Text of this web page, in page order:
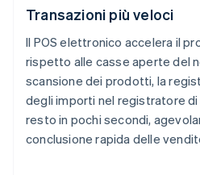
Transazioni più veloci
Il POS elettronico accelera il
rispetto alle casse aperte del
scansione dei prodotti, la
degli importi nel registratore di
resto in pochi secondi,
conclusione rapida delle